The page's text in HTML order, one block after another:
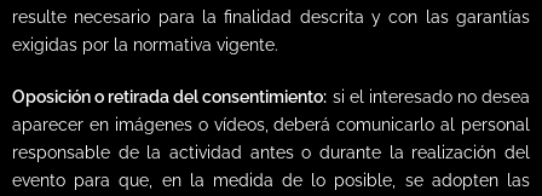
resulte necesario para la finalidad descrita y con las garantías
exigidas por la normativa vigente.
Oposición o retirada del consentimiento: si el interesado no desea
aparecer en imágenes o vídeos, deberá comunicarlo al personal
responsable de la actividad antes o durante la realización del
evento para que, en la medida de lo posible, se adopten las